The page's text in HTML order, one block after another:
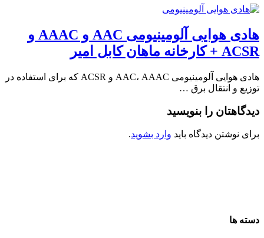
هادی هوایی آلومینیومی AAC و AAAC و
ACSR + کارخانه ماهان کابل امیر
هادی هوایی آلومینیومی AAC، AAAC و ACSR که برای استفاده در
توزیع و انتقال برق …
دیدگاهتان را بنویسید
برای نوشتن دیدگاه باید وارد بشوید.
دسته ها